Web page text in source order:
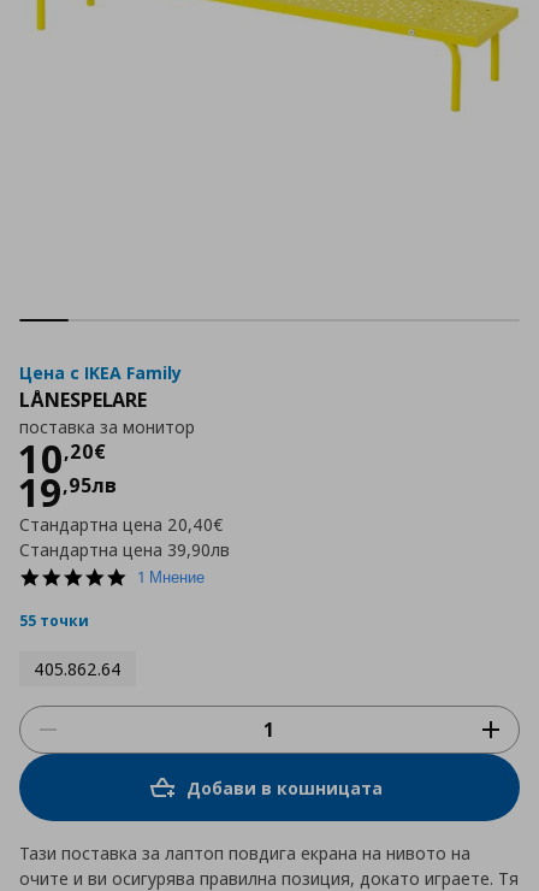
Цена с IKEA Family
LÅNESPELARE
поставка за монитор
10,20€
Цена
19,95лв
Стандартна цена 20,40€
Стандартна цена 39,90лв
5.01 Мнение
55 точки
405.862.64
Добави в кошницата
Тази поставка за лаптоп повдига екрана на нивото на
очите и ви осигурява правилна позиция, докато играете. Тя